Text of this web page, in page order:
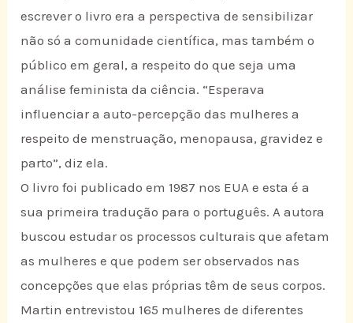
escrever o livro era a perspectiva de sensibilizar
não só a comunidade científica, mas também o
público em geral, a respeito do que seja uma
análise feminista da ciência. “Esperava
influenciar a auto-percepção das mulheres a
respeito de menstruação, menopausa, gravidez e
parto”, diz ela.
O livro foi publicado em 1987 nos EUA e esta é a
sua primeira tradução para o português. A autora
buscou estudar os processos culturais que afetam
as mulheres e que podem ser observados nas
concepções que elas próprias têm de seus corpos.
Martin entrevistou 165 mulheres de diferentes